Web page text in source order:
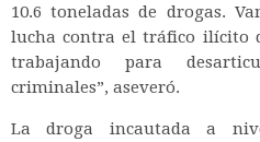
10.6 toneladas de drogas.
lucha contra el tráfico ilícito
trabajando para
criminales”, aseveró.
La droga incautada a